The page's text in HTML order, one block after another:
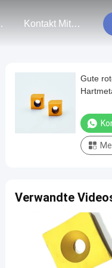
Kontakt Mit Uns
Gute
Verwandte